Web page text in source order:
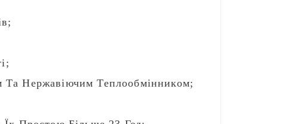
Та Нержавіючим Теплообмінником;